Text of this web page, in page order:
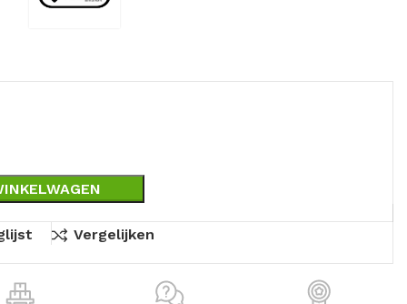
Vergelijken